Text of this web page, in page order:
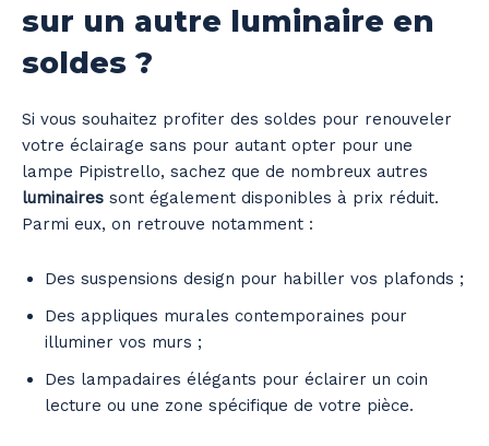
sur un autre luminaire en
soldes ?
Si vous souhaitez profiter des soldes pour renouveler
votre éclairage sans pour autant opter pour une
lampe Pipistrello, sachez que de nombreux autres
luminaires sont également disponibles à prix réduit.
Parmi eux, on retrouve notamment :
Des suspensions design pour habiller vos plafonds ;
Des appliques murales contemporaines pour
illuminer vos murs ;
Des lampadaires élégants pour éclairer un coin
lecture ou une zone spécifique de votre pièce.